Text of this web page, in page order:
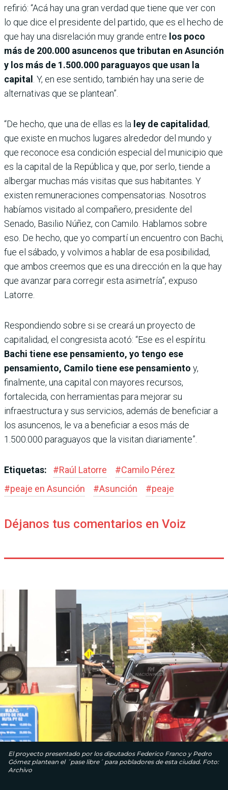
refirió: “Acá hay una gran verdad que tiene que ver con
lo que dice el presidente del partido, que es el hecho de
que hay una disrelación muy grande entre los poco
más de 200.000 asuncenos que tributan en Asunción
y los más de 1.500.000 paraguayos que usan la
capital . Y, en ese sentido, también hay una serie de
alternativas que se plantean”.
“De hecho, que una de ellas es la ley de capitalidad,
que existe en muchos lugares alrededor del mundo y
que reconoce esa condición especial del municipio que
es la capital de la República y que, por serlo, tiende a
albergar muchas más visitas que sus habitantes. Y
existen remuneraciones compensatorias. Nosotros
habíamos visitado al compañero, presidente del
Senado, Basilio Núñez, con Camilo. Hablamos sobre
eso. De hecho, que yo compartí un encuentro con Bachi,
fue el sábado, y volvimos a hablar de esa posibilidad,
que ambos creemos que es una dirección en la que hay
que avanzar para corregir esta asimetría”, expuso
Latorre.
Respondiendo sobre si se creará un proyecto de
capitalidad, el congresista acotó: “Ese es el espíritu.
Bachi tiene ese pensamiento, yo tengo ese
pensamiento, Camilo tiene ese pensamiento y,
finalmente, una capital con mayores recursos,
fortalecida, con herramientas para mejorar su
infraestructura y sus servicios, además de beneficiar a
los asuncenos, le va a beneficiar a esos más de
1.500.000 paraguayos que la visitan diariamente”.
Etiquetas: #Raúl Latorre #Camilo Pérez
#peaje en Asunción #Asunción #peaje
Déjanos tus comentarios en Voiz
El proyecto presentado por los diputados Federico Franco y Pedro
Gómez plantean el ´pase libre´ para pobladores de esta ciudad. Foto:
Archivo